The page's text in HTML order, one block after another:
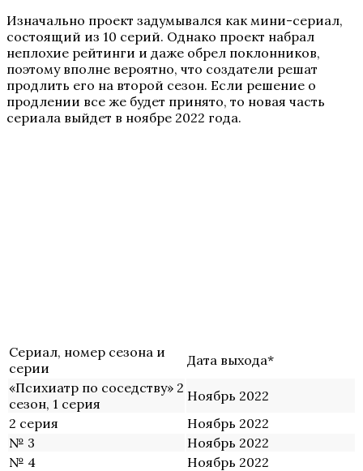
Изначально проект задумывался как мини-сериал,
состоящий из 10 серий. Однако проект набрал
неплохие рейтинги и даже обрел поклонников,
поэтому вполне вероятно, что создатели решат
продлить его на второй сезон. Если решение о
продлении все же будет принято, то новая часть
сериала выйдет в ноябре 2022 года.
Сериал, номер сезона и
серии
Дата выхода*
«Психиатр по соседству» 2
сезон, 1 серия
Ноябрь 2022
2 серия
Ноябрь 2022
№ 3
Ноябрь 2022
№ 4
Ноябрь 2022